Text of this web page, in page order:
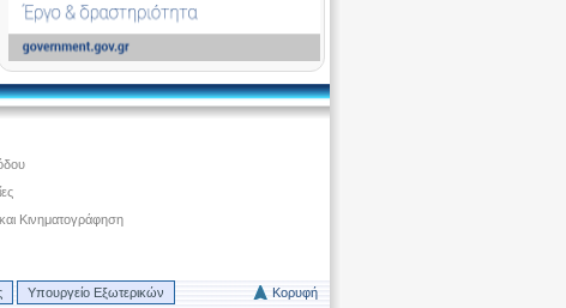
Κινηματογράφηση
Υπουργείο Εξωτερικών Κορυφή